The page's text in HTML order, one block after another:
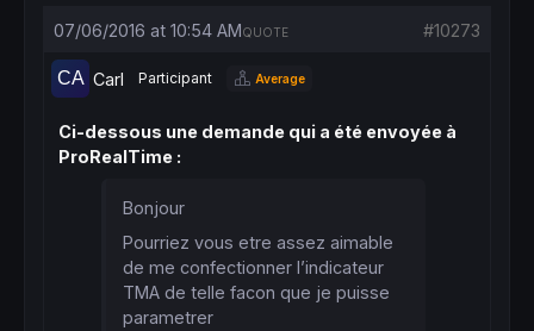
07/06/2016 at 10:54 AM #10273
QUOTE
Carl Participant Average
Ci-dessous une demande qui a été envoyée à
ProRealTime :
Bonjour
Pourriez vous etre assez aimable
de me confectionner l’indicateur
TMA de telle facon que je puisse
parametrer